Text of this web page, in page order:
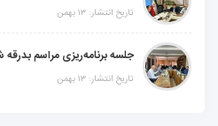
تاریخ انتشار: ۱۳ بهمن
جلسه برنامه‌ریزی مراسم بدرقه
تاریخ انتشار: ۱۳ بهمن